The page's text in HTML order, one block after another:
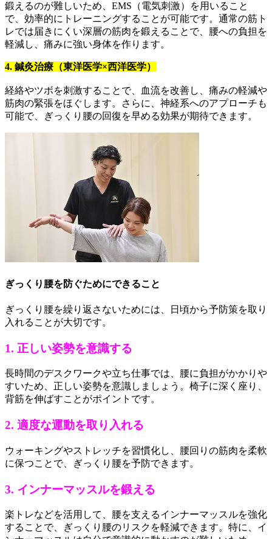
鍛えるのが難しいため、EMS（電気刺激）を用いること
で、効率的にトレーニングすることが可能です。通常の筋ト
レでは届きにくい深層の筋肉を鍛えることで、腰への負担を
軽減し、痛みに強い身体を作ります。
4. 鍼灸治療（東洋医学×西洋医学）
経絡やツボを刺激することで、血流を改善し、痛みの軽減や
筋肉の緊張をほぐします。さらに、神経系へのアプローチも
可能で、ぎっくり腰の回復を早める効果が期待できます。
ぎっくり腰を防ぐためにできること
ぎっくり腰を繰り返さないためには、日頃から予防策を取り
入れることが大切です。
1. 正しい姿勢を意識する
長時間のデスクワークや立ち仕事では、腰に負担がかかりや
すいため、正しい姿勢を意識しましょう。椅子に深く座り、
背筋を伸ばすことがポイントです。
2. 適度な運動を取り入れる
ウォーキングやストレッチを習慣化し、腰回りの筋肉を柔軟
に保つことで、ぎっくり腰を予防できます。
3. インナーマッスルを鍛える
楽トレなどを活用して、腰を支えるインナーマッスルを強化
することで、ぎっくり腰のリスクを軽減できます。特に、イ